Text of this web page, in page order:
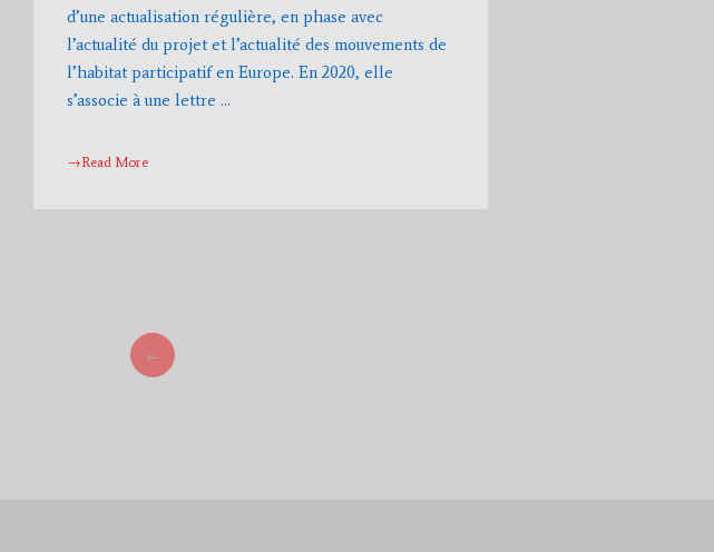
d’une actualisation régulière, en phase avec
l’actualité du projet et l’actualité des mouvements de
l’habitat participatif en Europe. En 2020, elle
s’associe à une lettre …
→Read More
←